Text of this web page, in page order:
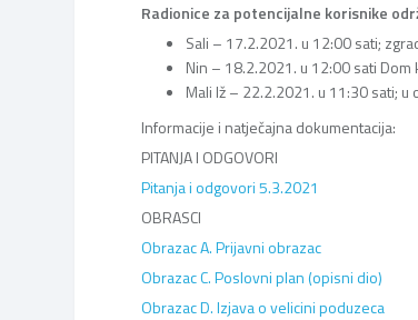
Radionice za potencijalne korisnike
Sali – 17.2.2021. u 12:00 sati;
Nin – 18.2.2021. u 12:00 sati
Mali Iž – 22.2.2021. u 11:30 sati; u
Informacije i natječajna dokumentacija:
PITANJA I ODGOVORI
Pitanja i odgovori 5.3.2021
OBRASCI
Obrazac A. Prijavni obrazac
Obrazac C. Poslovni plan (opisni dio)
Obrazac D. Izjava o velicini poduzeca